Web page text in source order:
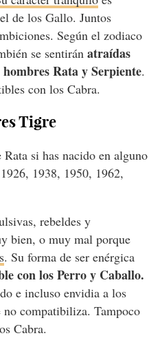
de los Gallo. Juntos
Según el zodiaco
se sentirán atraídas
Rata y Serpiente.
con los Cabra.
Tigre
si has nacido en alguno
1938, 1950, 1962,
rebeldes y
bien, o muy mal porque
. Su forma de ser enérgica
con los Perro y Caballo.
e incluso envidia a los
compatibiliza. Tampoco
Cabra.